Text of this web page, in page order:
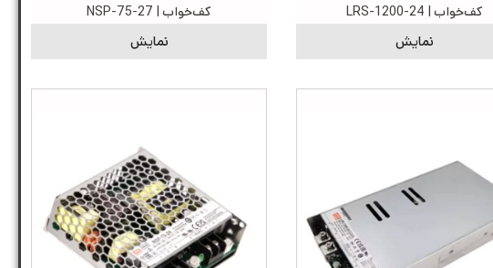
کف‌خواب | LRS-1200-24
نمایش
کف‌خواب | NSP-75-27
نمایش